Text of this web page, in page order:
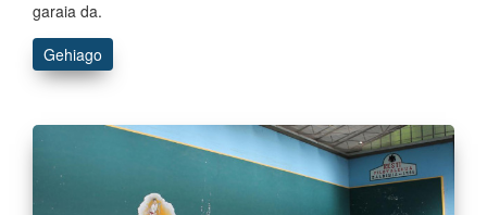
garaia da.
Gehiago